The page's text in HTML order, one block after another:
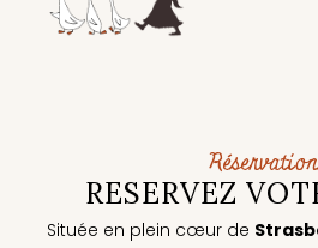
RESERVEZ
Située en plein cœur de